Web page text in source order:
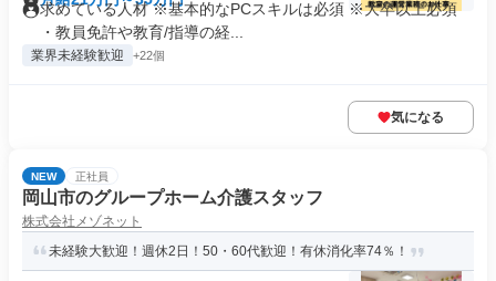
求めている人材 ※基本的なPCスキルは必須 ※大卒以上必須
・教員免許や教育/指導の経...
業界未経験歓迎 +22個
気になる
NEW 正社員
岡山市のグループホーム介護スタッフ
株式会社メゾネット
未経験大歓迎！週休2日！50・60代歓迎！有休消化率74％！